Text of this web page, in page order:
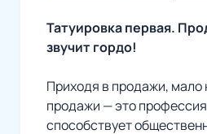
Татуировка первая.
звучит гордо!
Приходя в продажи, мало
продажи — это
способствует